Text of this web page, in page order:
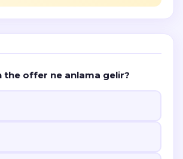
the offer ne anlama gelir?